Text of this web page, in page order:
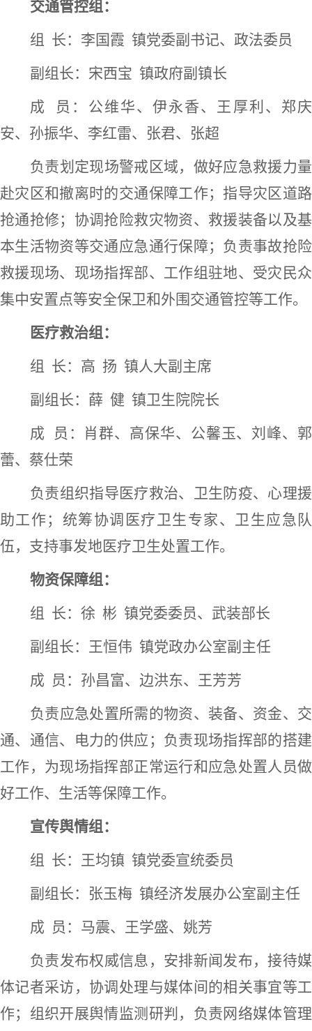
交通管控组：
组
长：李国霞 镇党委副书记、政法委员
副组长：宋西宝 镇政府副镇长
成
员：公维华、伊永香、王厚利、郑庆
安、孙振华、李红雷、张君、张超
负责划定现场警戒区域，做好应急救援力量
赴灾区和撤离时的交通保障工作；指导灾区道路
抢通抢修；协调抢险救灾物资、救援装备以及基
本生活物资等交通应急通行保障；负责事故抢险
救援现场、现场指挥部、工作组驻地、受灾民众
集中安置点等安全保卫和外围交通管控等工作。
医疗救治组：
组
长：高 扬 镇人大副主席
副组长：薛 健 镇卫生院院长
成
员：肖群、高保华、公馨玉、刘峰、郭
蕾、蔡仕荣
负责组织指导医疗救治、卫生防疫、心理援
助工作；统筹协调医疗卫生专家、卫生应急队
伍，支持事发地医疗卫生处置工作。
物资保障组：
组
长：徐 彬 镇党委委员、武装部长
副组长：王恒伟 镇党政办公室副主任
成 员：孙昌富、边洪东、王芳芳
负责应急处置所需的物资、装备、资金、交
通、通信、电力的供应；负责现场指挥部的搭建
工作，为现场指挥部正常运行和应急处置人员做
好工作、生活等保障工作。
宣传舆情组：
组
长：王均镇 镇党委宣统委员
副组长：张玉梅 镇经济发展办公室副主任
成 员：马震、王学盛、姚芳
负责发布权威信息，安排新闻发布，接待媒
体记者采访，协调处理与媒体间的相关事宜等工
作；组织开展舆情监测研判，负责网络媒体管理